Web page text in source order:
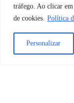
tráfego. Ao clicar
de cookies. Política
Personalizar